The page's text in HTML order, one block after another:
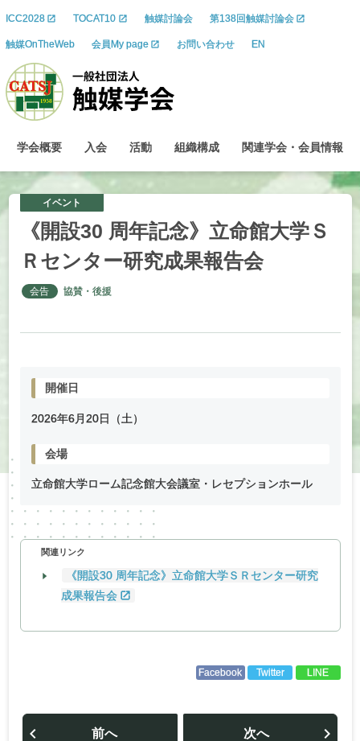
ICC2028 TOCAT10 触媒討論会 第138回触媒討論会
触媒OnTheWeb 会員My page お問い合わせ EN
学会概要 入会 活動 組織構成 関連学会 ・ 会員情報
イベント
《開設30 周年記念》 立命館大学Ｓ
Ｒ センター研究成果報告会
会告 協賛・後援
開催日
2026年6月20日（土）
会場
立命館大学ローム記念館大会議室・レセプションホール
関連リンク
《開設30 周年記念》立命館大学ＳＲセンター研究
成果報告会
Facebook Twitter LINE
投
前へ 次へ